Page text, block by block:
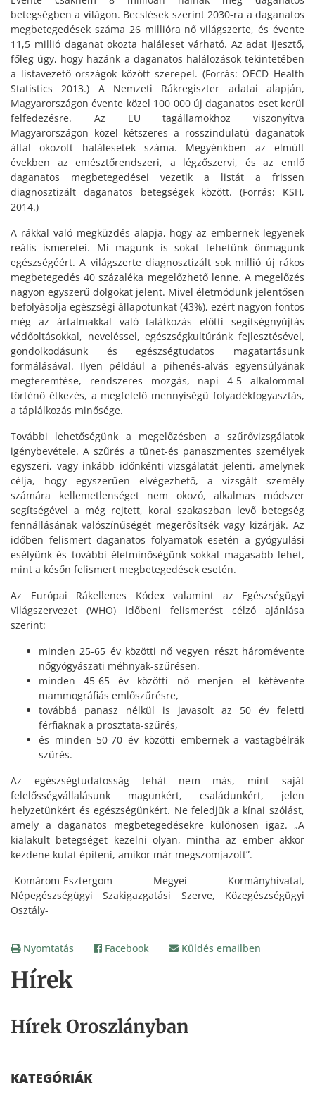
Hírek
Hírek Oroszlányban
KATEGÓRIÁK
betegségben a világon. Becslések szerint 2030-ra a daganatos
megbetegedések száma 26 millióra nő világszerte, és évente
11,5 millió daganat okozta haláleset várható. Az adat ijesztő,
főleg úgy, hogy hazánk a daganatos halálozások tekintetében
a listavezető országok között szerepel. (Forrás: OECD Health
Statistics 2013.) A Nemzeti Rákregiszter adatai alapján,
Magyarországon évente közel 100 000 új daganatos eset kerül
felfedezésre. Az EU tagállamokhoz viszonyítva
Magyarországon közel kétszeres a rosszindulatú daganatok
által okozott halálesetek száma. Megyénkben az elmúlt
években az emésztőrendszeri, a légzőszervi, és az emlő
daganatos megbetegedései vezetik a listát a frissen
diagnosztizált daganatos betegségek között. (Forrás: KSH,
2014.)
A rákkal való megküzdés alapja, hogy az embernek legyenek
reális ismeretei. Mi magunk is sokat tehetünk önmagunk
egészségéért. A világszerte diagnosztizált sok millió új rákos
megbetegedés 40 százaléka megelőzhető lenne. A megelőzés
nagyon egyszerű dolgokat jelent. Mivel életmódunk jelentősen
befolyásolja egészségi állapotunkat (43%), ezért nagyon fontos
még az ártalmakkal való találkozás előtti segítségnyújtás
védőoltásokkal, neveléssel, egészségkultúránk fejlesztésével,
gondolkodásunk és egészségtudatos magatartásunk
formálásával. Ilyen például a pihenés-alvás egyensúlyának
megteremtése, rendszeres mozgás, napi 4-5 alkalommal
történő étkezés, a megfelelő mennyiségű folyadékfogyasztás,
a táplálkozás minősége.
További lehetőségünk a megelőzésben a szűrővizsgálatok
igénybevétele. A szűrés a tünet-és panaszmentes személyek
egyszeri, vagy inkább időnkénti vizsgálatát jelenti, amelynek
célja, hogy egyszerűen elvégezhető, a vizsgált személy
számára kellemetlenséget nem okozó, alkalmas módszer
segítségével a még rejtett, korai szakaszban levő betegség
fennállásának valószínűségét megerősítsék vagy kizárják. Az
időben felismert daganatos folyamatok esetén a gyógyulási
esélyünk és további életminőségünk sokkal magasabb lehet,
mint a későn felismert megbetegedések esetén.
Az Európai Rákellenes Kódex valamint az Egészségügyi
Világszervezet (WHO) időbeni felismerést célzó ajánlása
szerint:
minden 25-65 év közötti nő vegyen részt háromévente
nőgyógyászati méhnyak-szűrésen,
minden 45-65 év közötti nő menjen el kétévente
mammográfiás emlőszűrésre,
továbbá panasz nélkül is javasolt az 50 év feletti
férfiaknak a prosztata-szűrés,
és minden 50-70 év közötti embernek a vastagbélrák
szűrés.
Az egészségtudatosság tehát nem más, mint saját
felelősségvállalásunk magunkért, családunkért, jelen
helyzetünkért és egészségünkért. Ne feledjük a kínai szólást,
amely a daganatos megbetegedésekre különösen igaz. „A
kialakult betegséget kezelni olyan, mintha az ember akkor
kezdene kutat építeni, amikor már megszomjazott”.
-Komárom-Esztergom Megyei Kormányhivatal,
Népegészségügyi Szakigazgatási Szerve, Közegészségügyi
Osztály-
Nyomtatás Facebook Küldés emailben